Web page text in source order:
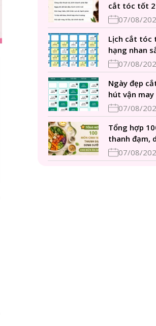
cắt tóc tốt
07/08/
Lịch cắt tóc
hạng nhan
07/08/
Ngày đẹp
hút vận
07/08/
Tổng hợp
thanh đạm,
gia đình
07/08/